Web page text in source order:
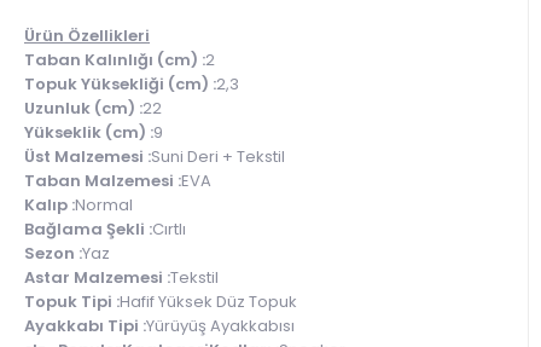
Ürün Özellikleri
Taban Kalınlığı (cm) :2
Topuk Yüksekliği (cm) :2,3
Uzunluk (cm) :22
Yükseklik (cm) :9
Üst Malzemesi :Suni Deri + Tekstil
Taban Malzemesi :EVA
Kalıp :Normal
Bağlama Şekli :Cırtlı
Sezon :Yaz
Astar Malzemesi :Tekstil
Topuk Tipi :Hafif Yüksek Düz Topuk
Ayakkabı Tipi :Yürüyüş Ayakkabısı